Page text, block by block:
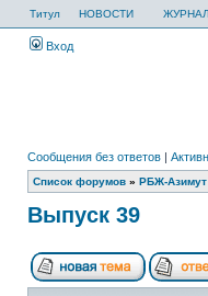
Титул НОВОСТИ
Вход
Сообщения без ответов |
Список форумов » РБЖ-Азимут
Выпуск 39